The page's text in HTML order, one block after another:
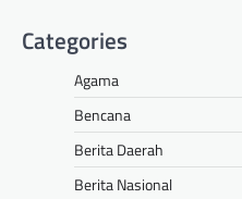
Categories
Agama
Bencana
Berita Daerah
Berita Nasional